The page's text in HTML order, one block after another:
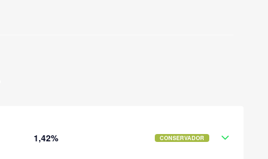
1,42% CONSERVADOR